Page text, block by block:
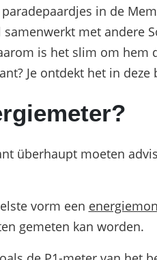
in de
met andere
is het slim om hem
Je ontdekt het in deze
überhaupt moeten
vorm een
gemeten kan worden.